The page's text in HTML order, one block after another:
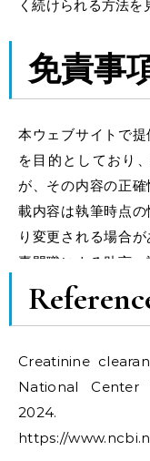
く続けられる方法を
免責事
本ウェブサイトで
を目的としており
が、その内容の正
載内容は執筆時点
り変更される場合
専門職による助言
ください。本ウェ
る損害についても
Creatinine
National Center
2024.
https://